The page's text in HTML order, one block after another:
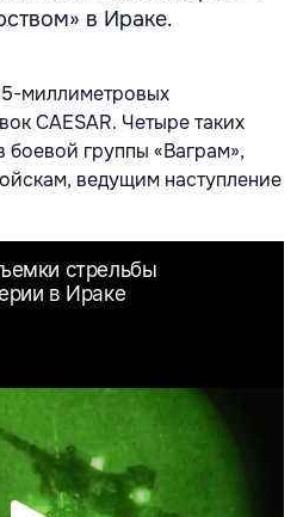
в Ираке.
миллиметровых
CAESAR. Четыре таких
боевой группы «Ваграм»,
ведущим наступление